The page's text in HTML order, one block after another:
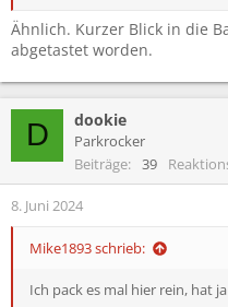
Ähnlich. Kurzer Blick in die
abgetastet worden.
D dookie
Parkrocker
Beiträge
39
8. Juni 2024
Mike1893 schrieb:
Ich pack es mal hier rein, hat